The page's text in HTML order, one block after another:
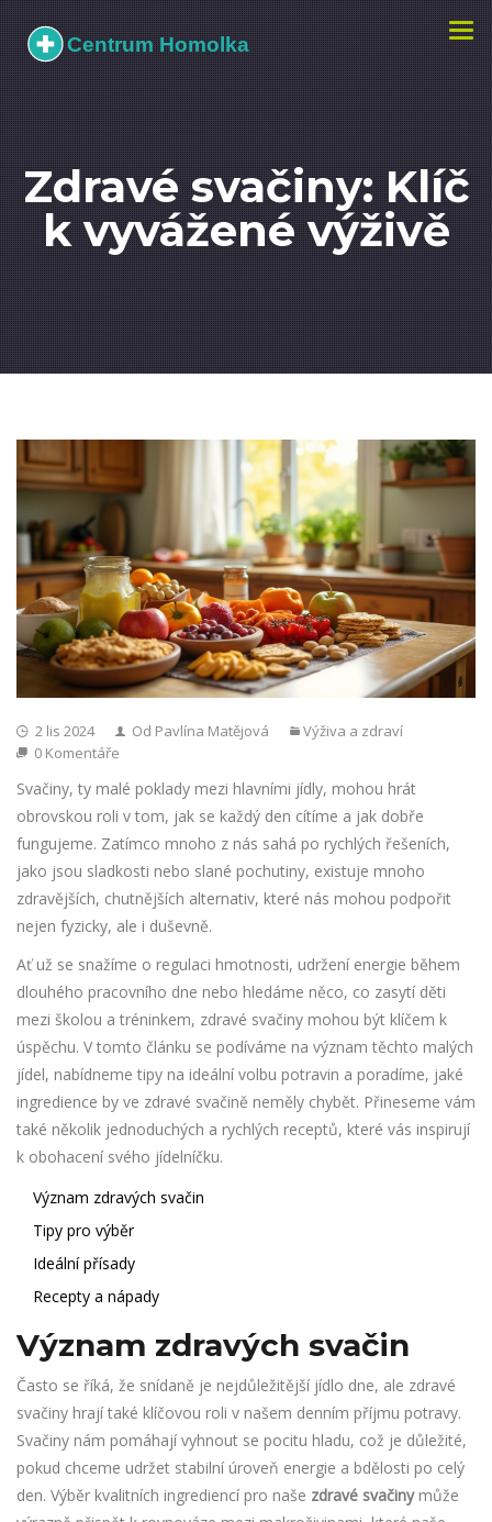
Zdravé svačiny: Klíč
k vyvážené výživě
2 lis 2024 Od Pavlína Matějová
Výživa a zdraví
0 Komentáře
Svačiny, ty malé poklady mezi hlavními jídly, mohou hrát
obrovskou roli v tom, jak se každý den cítíme a jak dobře
fungujeme. Zatímco mnoho z nás sahá po rychlých řešeních,
jako jsou sladkosti nebo slané pochutiny, existuje mnoho
zdravějších, chutnějších alternativ, které nás mohou podpořit
nejen fyzicky, ale i duševně.
Ať už se snažíme o regulaci hmotnosti, udržení energie během
dlouhého pracovního dne nebo hledáme něco, co zasytí děti
mezi školou a tréninkem, zdravé svačiny mohou být klíčem k
úspěchu. V tomto článku se podíváme na význam těchto malých
jídel, nabídneme tipy na ideální volbu potravin a poradíme, jaké
ingredience by ve zdravé svačině neměly chybět. Přineseme vám
také několik jednoduchých a rychlých receptů, které vás inspirují
k obohacení svého jídelníčku.
Význam zdravých svačin
Tipy pro výběr
Ideální přísady
Recepty a nápady
Význam zdravých svačin
Často se říká, že snídaně je nejdůležitější jídlo dne, ale zdravé
svačiny hrají také klíčovou roli v našem denním příjmu potravy.
Svačiny nám pomáhají vyhnout se pocitu hladu, což je důležité,
pokud chceme udržet stabilní úroveň energie a bdělosti po celý
den. Výběr kvalitních ingrediencí pro naše zdravé svačinymůže